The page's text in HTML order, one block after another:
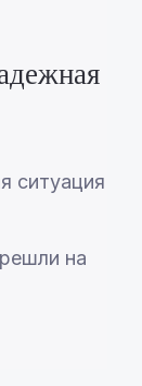
ситуация
на